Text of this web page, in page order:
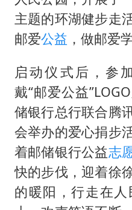
牛津
网传
“六
香港
浙江
《给
主题的环湖健步走
邮爱公益 ，做邮爱
启动仪式后，参
戴“邮爱公益
储银行总行联合腾
会举办的爱心捐步
着邮储银行公益志
快的步伐，迎着徐
的暖阳，行走在